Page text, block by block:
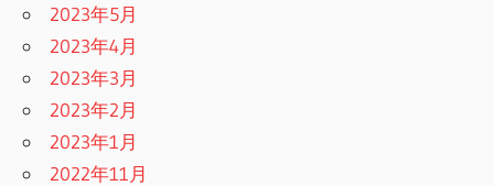
2023年5月
2023年4月
2023年3月
2023年2月
2023年1月
2022年11月